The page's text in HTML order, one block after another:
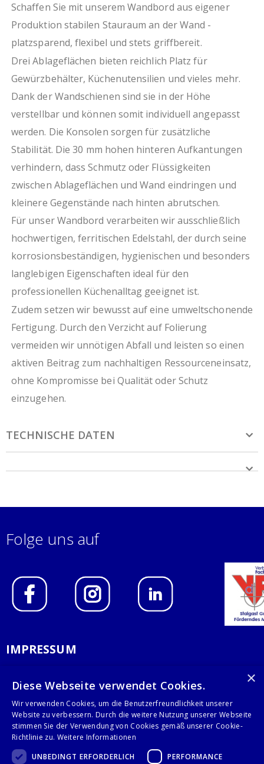
Schaffen Sie mit unserem Wandbord aus eigener
Produktion stabilen Stauraum an der Wand -
platzsparend, flexibel und stets griffbereit.
Drei Ablageflächen bieten reichlich Platz für
Gewürzbehälter, Küchenutensilien und vieles mehr.
Dank der Wandschienen sind sie in der Höhe
verstellbar und können somit individuell angepasst
werden. Die Konsolen sorgen für zusätzliche
Stabilität. Die 30 mm hohen hinteren Aufkantungen
verhindern, dass Schmutz oder Flüssigkeiten
zwischen Ablageflächen und Wand eindringen und
kleinere Gegenstände nach hinten abrutschen.
Für unser Wandbord verarbeiten wir ausschließlich
hochwertigen, ferritischen Edelstahl, der durch seine
korrosionsbeständigen, hygienischen und besonders
langlebigen Eigenschaften ideal für den
professionellen Küchenalltag geeignet ist.
Zudem setzen wir bewusst auf eine umweltschonende
Fertigung. Durch den Verzicht auf Folierung
vermeiden wir unnötigen Abfall und leisten so einen
aktiven Beitrag zum nachhaltigen Ressourceneinsatz,
ohne Kompromisse bei Qualität oder Schutz
einzugehen.
TECHNISCHE DATEN
Folge uns auf
IMPRESSUM
AGB
KONTAKT
Stalgast GmbH
×
Diese Webseite verwendet Cookies.
Wir verwenden Cookies, um die Benutzerfreundlichkeit unserer
Website zu verbessern. Durch die weitere Nutzung unserer Webseite
stimmen Sie der Verwendung von Cookies gemäß unserer Cookie-
Richtlinie zu. Weitere Informationen
UNBEDINGT ERFORDERLICH
PERFORMANCE